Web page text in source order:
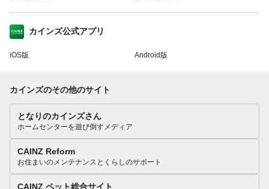
カインズ公式アプリ
iOS版 Android版
カインズのその他のサイト
となりのカインズさん
ホームセンターを遊び倒すメディア
CAINZ Reform
お住まいのメンテナンスとくらしのサポート
CAINZ ペット総合サイト